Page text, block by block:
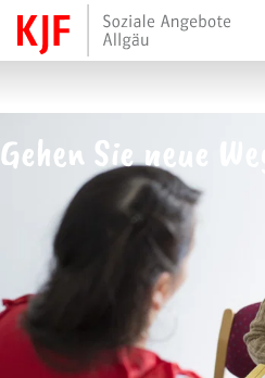
Gehen Sie neue Wege